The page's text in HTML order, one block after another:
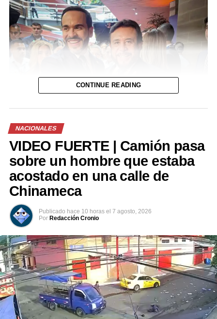
Previo al acto protocolario, el Vicemandatario
salvadoreño, dialogó con el Presidente Abelardo de la
Espriella, a quien envió un afectuoso saludo de parte del
Presidente Bukele y expresó sus mejores deseos al
asumir esta nueva responsabilidad al frente de la nación
colombiana.
CONTINUE READING
NACIONALES
VIDEO FUERTE | Camión pasa
sobre un hombre que estaba
acostado en una calle de
Chinameca
Publicado hace 10 horas el 7 agosto, 2026
Por Redacción Cronio